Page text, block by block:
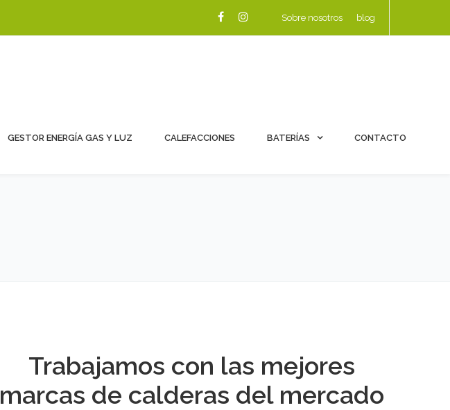
Sobre nosotros blog
GESTOR ENERGÍA GAS Y LUZ CALEFACCIONES BATERÍAS CONTACTO
Trabajamos con las mejores
marcas de calderas del mercado